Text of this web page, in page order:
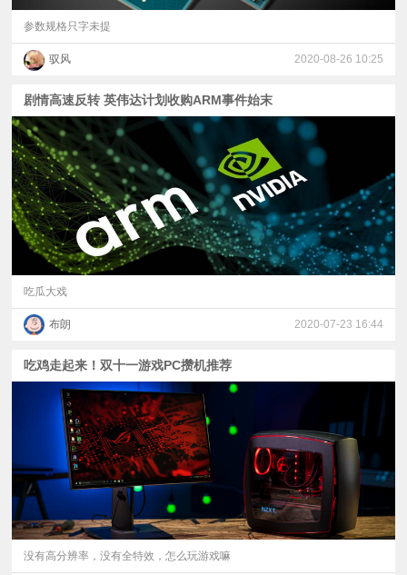
参数规格只字未提
驭风 2020-08-26 10:25
剧情高速反转 英伟达计划收购ARM事件始末
吃瓜大戏
布朗 2020-07-23 16:44
吃鸡走起来！双十一游戏PC攒机推荐
没有高分辨率，没有全特效，怎么玩游戏嘛